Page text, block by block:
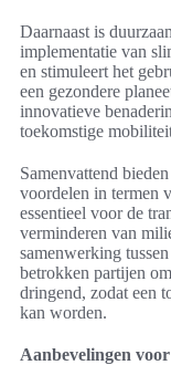
Daarnaast is
implementatie van
en stimuleert het
een gezondere
innovatieve
toekomstige
Samenvattend
voordelen in termen
essentieel voor de
verminderen van
samenwerking
betrokken partijen
dringend, zodat een
kan worden.
Aanbevelingen